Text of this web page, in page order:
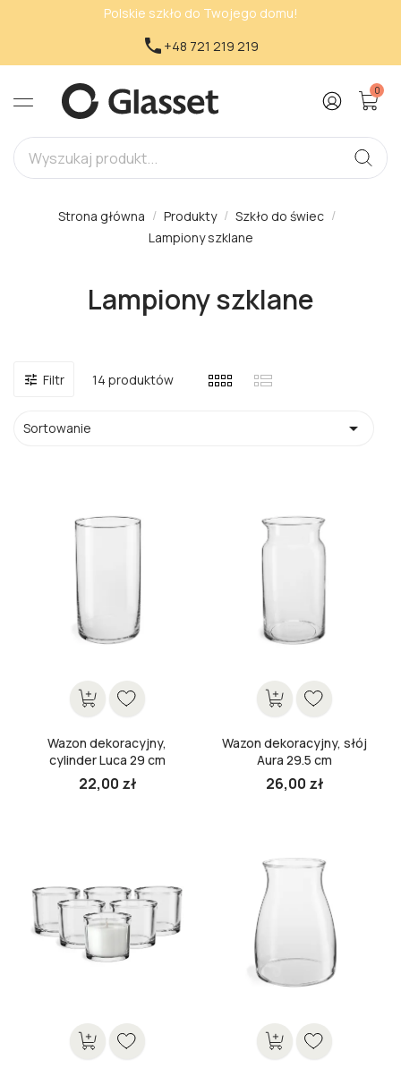
Polskie szkło do Twojego domu!
 +48 721 219 219
0
Strona główna Produkty
Szkło do świec
Lampiony szklane
Lampiony szklane
 Filtr 14 produktów
Sortowanie 
Wazon dekoracyjny,
cylinder Luca 29 cm
22,00 zł
Wazon dekoracyjny, słój
Aura 29.5 cm
26,00 zł